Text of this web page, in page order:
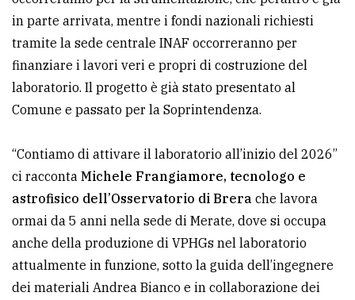
in parte arrivata, mentre i fondi nazionali richiesti
tramite la sede centrale INAF occorreranno per
finanziare i lavori veri e propri di costruzione del
laboratorio. Il progetto è già stato presentato al
Comune e passato per la Soprintendenza.
“Contiamo di attivare il laboratorio all’inizio del 2026”
ci racconta Michele Frangiamore, tecnologo e
astrofisico dell’Osservatorio di Brera che lavora
ormai da 5 anni nella sede di Merate, dove si occupa
anche della produzione di VPHGs nel laboratorio
attualmente in funzione, sotto la guida dell’ingegnere
dei materiali Andrea Bianco e in collaborazione dei